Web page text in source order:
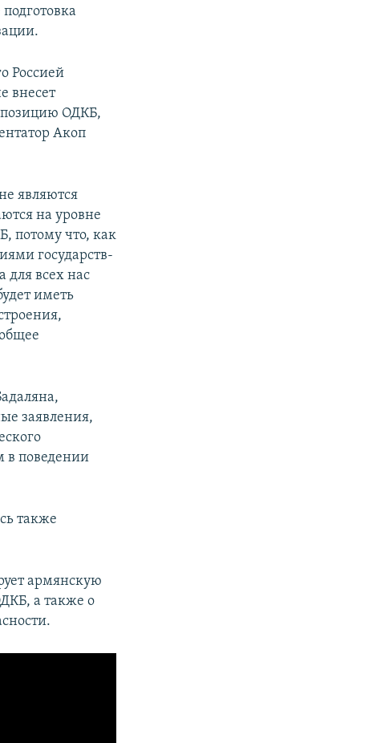
Россией
внесет
ОДКБ,
Акоп
являются
на уровне
потому что, как
государств-
для всех нас
иметь
заявления,
в поведении
также
армянскую
а также о